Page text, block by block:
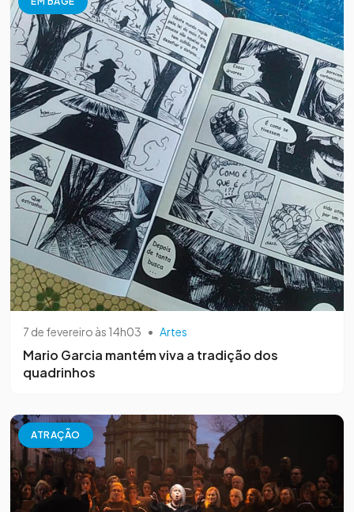
7 de fevereiro às 14h03 • Artes
Mario Garcia mantém viva a tradição dos
quadrinhos
ATRAÇÃO